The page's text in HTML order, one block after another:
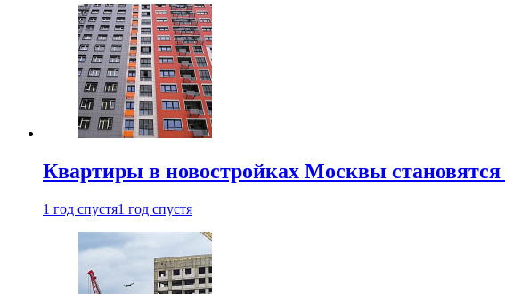
Квартиры в новостройках Москвы
1 год спустя1 год спустя